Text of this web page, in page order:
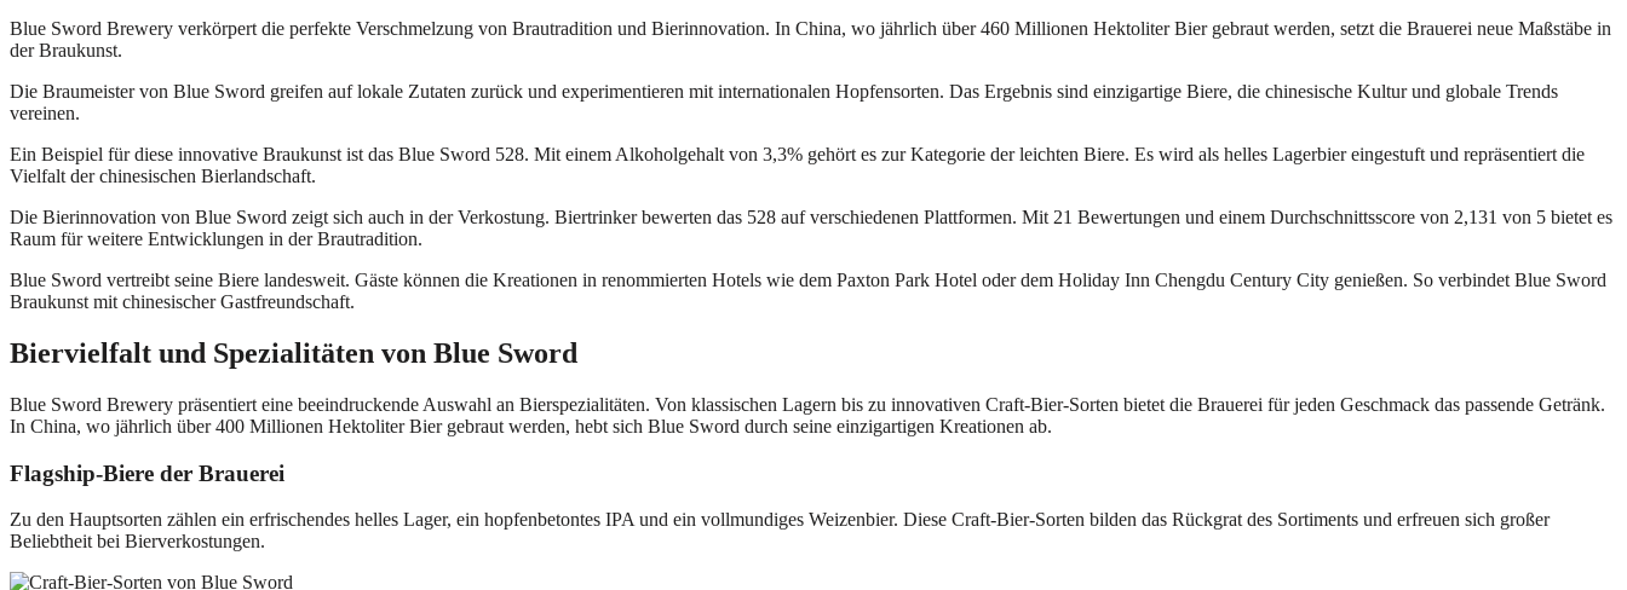
Blue Sword Brewery verkörpert die perfekte Verschmelzung von Brautradition und Bierinnovation. In China, wo jährlich über 460 Millionen Hektoliter Bier gebraut werden, setzt die Brauerei neue Maßstäbe in
der Braukunst.
Die Braumeister von Blue Sword greifen auf lokale Zutaten zurück und experimentieren mit internationalen Hopfensorten. Das Ergebnis sind einzigartige Biere, die chinesische Kultur und globale Trends
vereinen.
Ein Beispiel für diese innovative Braukunst ist das Blue Sword 528. Mit einem Alkoholgehalt von 3,3% gehört es zur Kategorie der leichten Biere. Es wird als helles Lagerbier eingestuft und repräsentiert die
Vielfalt der chinesischen Bierlandschaft.
Die Bierinnovation von Blue Sword zeigt sich auch in der Verkostung. Biertrinker bewerten das 528 auf verschiedenen Plattformen. Mit 21 Bewertungen und einem Durchschnittsscore von 2,131 von 5 bietet es
Raum für weitere Entwicklungen in der Brautradition.
Blue Sword vertreibt seine Biere landesweit. Gäste können die Kreationen in renommierten Hotels wie dem Paxton Park Hotel oder dem Holiday Inn Chengdu Century City genießen. So verbindet Blue Sword
Braukunst mit chinesischer Gastfreundschaft.
Biervielfalt und Spezialitäten von Blue Sword
Blue Sword Brewery präsentiert eine beeindruckende Auswahl an Bierspezialitäten. Von klassischen Lagern bis zu innovativen Craft-Bier-Sorten bietet die Brauerei für jeden Geschmack das passende Getränk.
In China, wo jährlich über 400 Millionen Hektoliter Bier gebraut werden, hebt sich Blue Sword durch seine einzigartigen Kreationen ab.
Flagship-Biere der Brauerei
Zu den Hauptsorten zählen ein erfrischendes helles Lager, ein hopfenbetontes IPA und ein vollmundiges Weizenbier. Diese Craft-Bier-Sorten bilden das Rückgrat des Sortiments und erfreuen sich großer
Beliebtheit bei Bierverkostungen.